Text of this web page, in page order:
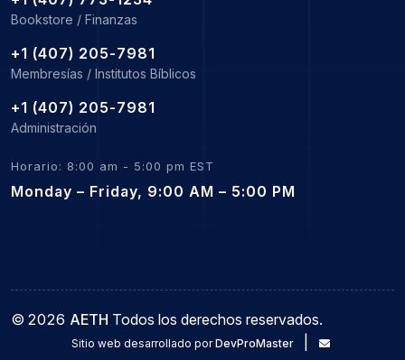
Bookstore / Finanzas
+1 (407) 205-7981
Membresías / Institutos Bíblicos
+1 (407) 205-7981
Administración
Horario: 8:00 am - 5:00 pm EST
Monday – Friday, 9:00 AM – 5:00 PM
© 2026 AETH Todos los derechos reservados.
Sitio web desarrollado porDevProMaster